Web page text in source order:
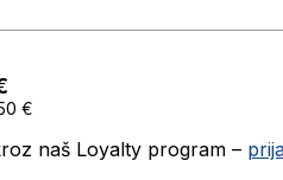
€
naš Loyalty program –